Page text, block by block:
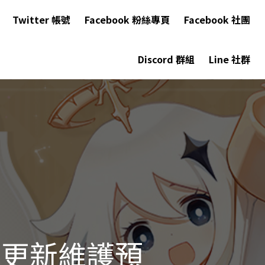
Twitter 帳號 Facebook 粉絲專頁 Facebook 社團
Discord 群組 Line 社群
新維護預